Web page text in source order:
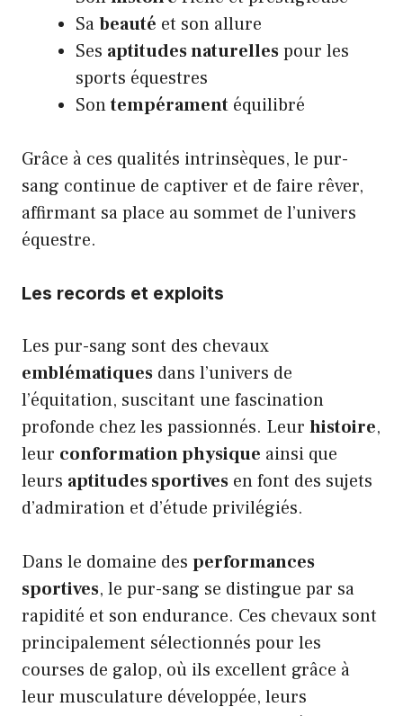
Sabeauté et son allure
Ses aptitudes naturellespour les
sports équestres
Sontempérament équilibré
Grâce à ces qualités intrinsèques, le pur-
sang continue de captiver et de faire rêver,
affirmant sa place au sommet de l’univers
équestre.
Les records et exploits
Les pur-sang sont des chevaux
emblématiques dans l’univers de
l’équitation, suscitant une fascination
profonde chez les passionnés. Leur histoire,
leur conformation physique ainsi que
leurs aptitudes sportives en font des sujets
d’admiration et d’étude privilégiés.
Dans le domaine des performances
sportives, le pur-sang se distingue par sa
rapidité et son endurance. Ces chevaux sont
principalement sélectionnés pour les
courses de galop, où ils excellent grâce à
leur musculature développée, leurs